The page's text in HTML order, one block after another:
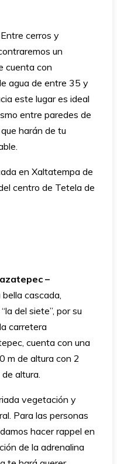
Entre cerros y
un
cuenta con
agua de entre 35 y
este lugar es ideal
entre paredes de
harán de tu
en Xaltatempa de
centro de Tetela de
–
bella cascada,
del siete”, por su
carretera
cuenta con una
m de altura con 2
altura.
vegetación y
Para las personas
hacer rappel en
de la adrenalina